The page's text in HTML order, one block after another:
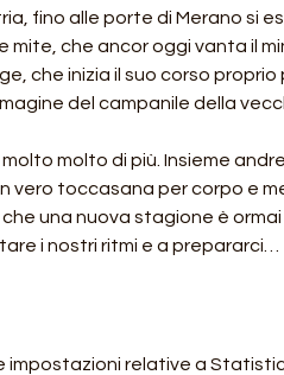
fino alle porte di Merano si
che ancor oggi vanta il
che inizia il suo corso
del campanile della
molto di più. Insieme
vero toccasana per corpo e
una nuova stagione è
i nostri ritmi e a prepararci…
relative a